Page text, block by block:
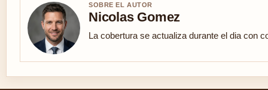
SOBRE EL AUTOR
Nicolas Gomez
La cobertura se actualiza durante el dia con